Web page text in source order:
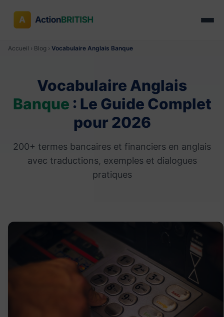
Accueil › Blog › Vocabulaire Anglais Banque
Vocabulaire Anglais
Banque : Le Guide Complet
pour 2026
200+ termes bancaires et financiers en anglais
avec traductions, exemples et dialogues
pratiques